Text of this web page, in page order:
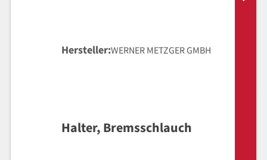
Hersteller WERNER METZGER GMBH
Halter, Bremsschlauch